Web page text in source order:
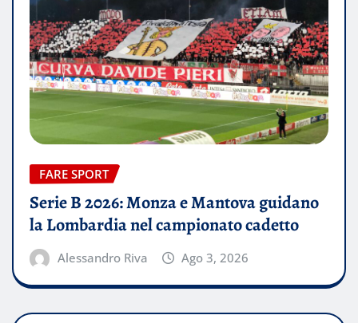
FARE SPORT
Serie B 2026: Monza e Mantova guidano
la Lombardia nel campionato cadetto
Alessandro Riva Ago 3, 2026